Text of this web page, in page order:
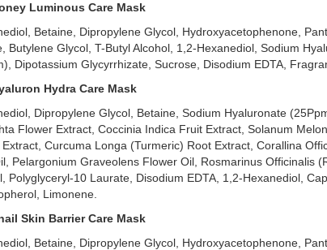
chứa 20 thành phần có khả năng gây hại cho làn da. Đã
Some By Mi Lô Hội Dưỡng Ẩm, Làm Dịu
By Mi Real Aloe Soothing Care Mask
ẩm cho da mịn màng, khoẻ mạnh.
việc làm dịu, bảo vệ và dưỡng ẩm da, đặc biệt là khả
Luminous Care Mask
Betaine, Dipropylene Glycol, Hydroxyacetophenone,
Butylene Glycol, T-Butyl Alcohol, 1,2-Hexanediol, Sodium
Dipotassium Glycyrrhizate, Sucrose, Disodium EDTA,
Hydra Care Mask
Dipropylene Glycol, Betaine, Sodium Hyaluronate
Flower Extract, Coccinia Indica Fruit Extract, Solanum
Curcuma Longa (Turmeric) Root Extract, Corallina
Pelargonium Graveolens Flower Oil, Rosmarinus Officinalis
Polyglyceryl-10 Laurate, Disodium EDTA, 1,2-Hexanediol,
Limonene.
Skin Barrier Care Mask
Betaine, Dipropylene Glycol, Hydroxyacetophenone,